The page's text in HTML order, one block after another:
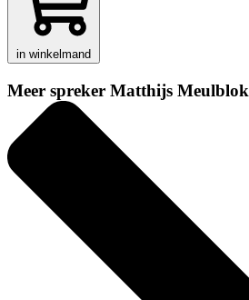
in winkelmand
Meer spreker Matthijs Meulblok